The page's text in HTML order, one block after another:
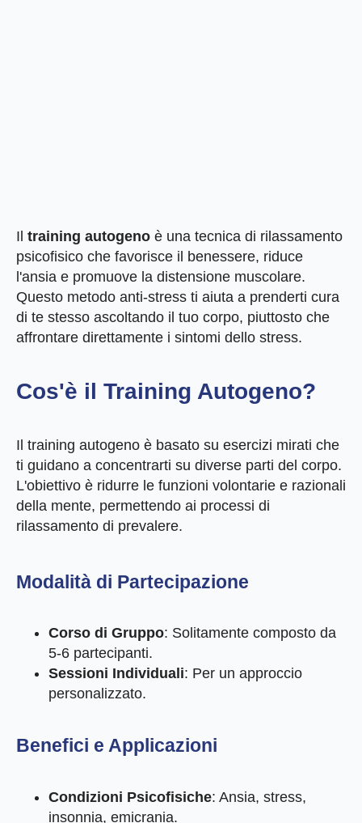
Il training autogeno è una tecnica di rilassamento
psicofisico che favorisce il benessere, riduce
l'ansia e promuove la distensione muscolare.
Questo metodo anti-stress ti aiuta a prenderti cura
di te stesso ascoltando il tuo corpo, piuttosto che
affrontare direttamente i sintomi dello stress.
Cos'è il Training Autogeno?
Il training autogeno è basato su esercizi mirati che
ti guidano a concentrarti su diverse parti del corpo.
L'obiettivo è ridurre le funzioni volontarie e razionali
della mente, permettendo ai processi di
rilassamento di prevalere.
Modalità di Partecipazione
Corso di Gruppo: Solitamente composto da
5-6 partecipanti.
Sessioni Individuali: Per un approccio
personalizzato.
Benefici e Applicazioni
Condizioni Psicofisiche: Ansia, stress,
insonnia, emicrania.